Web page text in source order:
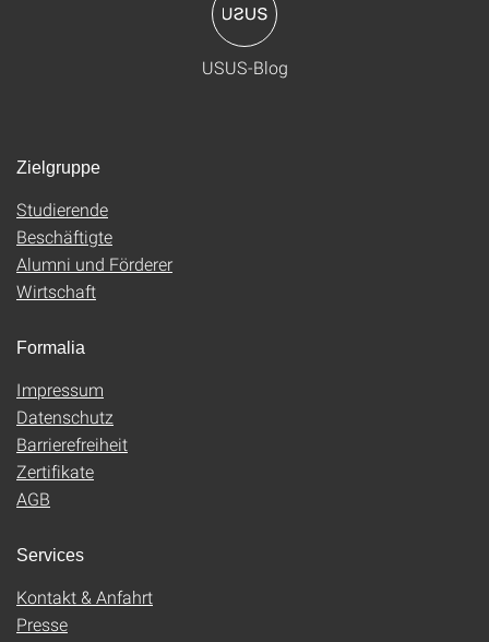
USUS-Blog
Zielgruppe
Studierende
Beschäftigte
Alumni und Förderer
Wirtschaft
Formalia
Impressum
Datenschutz
Barrierefreiheit
Zertifikate
AGB
Services
Kontakt & Anfahrt
Presse